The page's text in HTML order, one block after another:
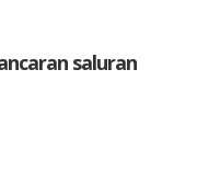
saluran